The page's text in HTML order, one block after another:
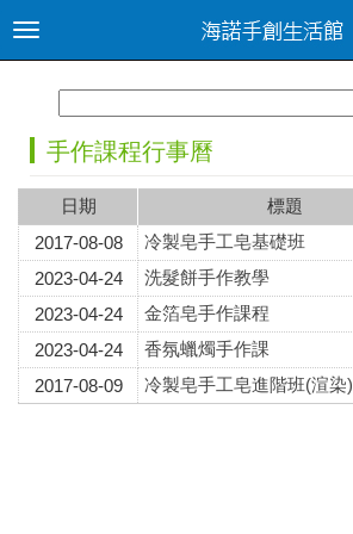
Toggle
手作課程行事曆
日期 標題
2017-08-08
冷製皂手工皂基礎班
2023-04-24
洗髮餅手作教學
2023-04-24
金箔皂手作課程
2023-04-24
香氛蠟燭手作課
2017-08-09
冷製皂手工皂進階班(渲染)